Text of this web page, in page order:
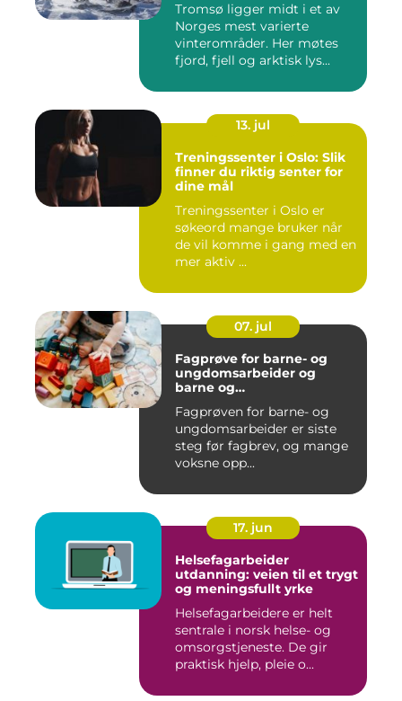
Tromsø ligger midt i et av
Norges mest varierte
vinterområder. Her møtes
fjord, fjell og arktisk lys...
13. jul
Treningssenter i Oslo: Slik
finner du riktig senter for
dine mål
Treningssenter i Oslo er
søkeord mange bruker når
de vil komme i gang med en
mer aktiv ...
07. jul
Fagprøve for barne- og
ungdomsarbeider og
barne og
og VG2
Fagprøven for barne- og
ungdomsarbeider er siste
steg før fagbrev, og mange
voksne opp...
17. jun
Helsefagarbeider
utdanning: veien til et trygt
og meningsfullt yrke
Helsefagarbeidere er helt
sentrale i norsk helse- og
omsorgstjeneste. De gir
praktisk hjelp, pleie o...